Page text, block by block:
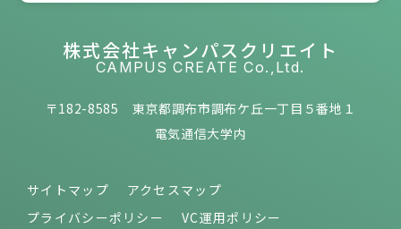
株式会社キャンパスクリエイト
CAMPUS CREATE Co.,Ltd.
〒182-8585 東京都調布市調布ケ丘一丁目５番地１
電気通信大学内
サイトマップ
アクセスマップ
プライバシーポリシー
VC運用ポリシー